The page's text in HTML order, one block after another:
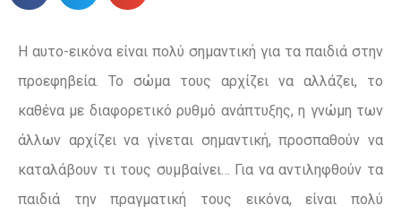
Η αυτο-εικόνα είναι πολύ σημαντική για τα παιδιά στην
προεφηβεία. Το σώμα τους αρχίζει να αλλάζει, το
καθένα με διαφορετικό ρυθμό ανάπτυξης, η γνώμη των
άλλων αρχίζει να γίνεται σημαντική, προσπαθούν να
καταλάβουν τι τους συμβαίνει… Για να αντιληφθούν τα
παιδιά την πραγματική τους εικόνα, είναι πολύ